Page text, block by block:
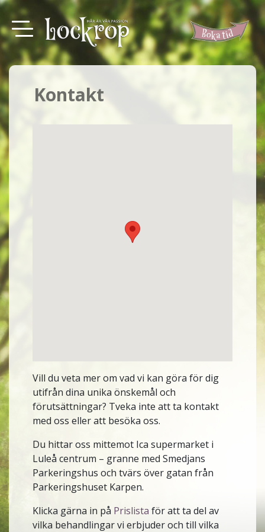
Kontakt
Vill du veta mer om vad vi kan göra för dig
utifrån dina unika önskemål och
förutsättningar? Tveka inte att ta kontakt
med oss eller att besöka oss.
Du hittar oss mittemot Ica supermarket i
Luleå centrum – granne med Smedjans
Parkeringshus och tvärs över gatan från
Parkeringshuset Karpen.
Klicka gärna in på Prislista för att ta del av
vilka behandlingar vi erbjuder och till vilka